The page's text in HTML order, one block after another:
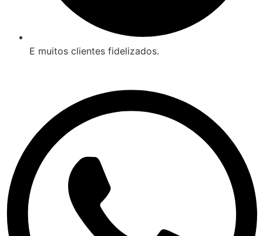
E muitos clientes fidelizados.